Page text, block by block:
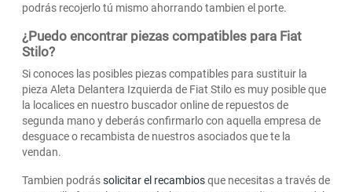
podrás recojerlo tú mismo ahorrando tambien el porte.
¿Puedo encontrar piezas compatibles para Fiat
Stilo?
Si conoces las posibles piezas compatibles para sustituir la
pieza Aleta Delantera Izquierda de Fiat Stilo es muy posible que
la localices en nuestro buscador online de repuestos de
segunda mano y deberás confirmarlo con aquella empresa de
desguace o recambista de nuestros asociados que te la
vendan.
Tambien podrássolicitar el recambiosque necesitas a través de